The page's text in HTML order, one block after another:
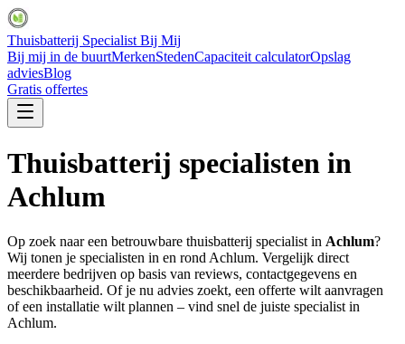
Thuisbatterij Specialist Bij Mij
Bij mij in de buurtMerkenStedenCapaciteit calculatorOpslag
adviesBlog
Gratis offertes
Thuisbatterij specialisten in
Achlum
Op zoek naar een betrouwbare thuisbatterij specialist in Achlum?
Wij tonen je specialisten in en rond Achlum. Vergelijk direct
meerdere bedrijven op basis van reviews, contactgegevens en
beschikbaarheid. Of je nu advies zoekt, een offerte wilt aanvragen
of een installatie wilt plannen – vind snel de juiste specialist in
Achlum.